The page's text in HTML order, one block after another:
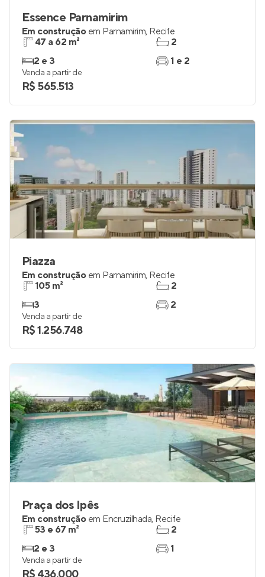
Essence Parnamirim
Em construção em Parnamirim, Recife
47 a 62 m²
2 e 3
2
1 e 2
Venda a partir de
R$ 565.513
Piazza
Em construção em Parnamirim, Recife
105 m²
3
2
2
Venda a partir de
R$ 1.256.748
Praça dos Ipês
Em construção em Encruzilhada, Recife
53 e 67 m²
2 e 3
2
1
Venda a partir de